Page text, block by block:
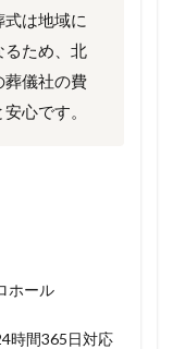
は地域に
るため、北
葬儀社の費
心です。
ホール
時間365日対応